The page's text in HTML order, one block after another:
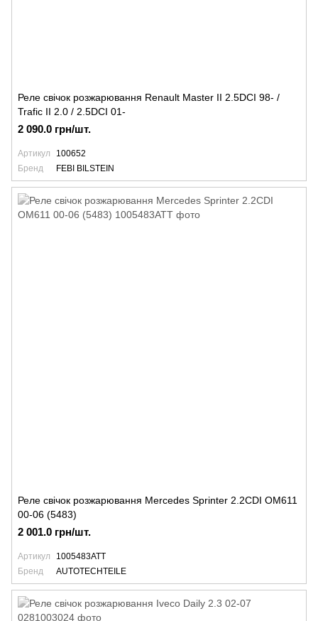
Реле свічок розжарювання Renault Master II 2.5DCI 98- /
Trafic II 2.0 / 2.5DCI 01-
2 090.0 грн/шт.
Артикул
100652
Бренд
FEBI BILSTEIN
Реле свічок розжарювання Mercedes Sprinter 2.2CDI OM611
00-06 (5483)
2 001.0 грн/шт.
Артикул
1005483ATT
Бренд
AUTOTECHTEILE